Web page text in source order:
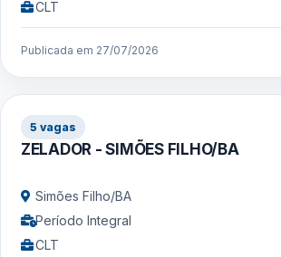
CLT
Publicada em 27/07/2026
5 vagas
ZELADOR - SIMÕES FILHO/BA
Simões Filho/BA
Período Integral
CLT